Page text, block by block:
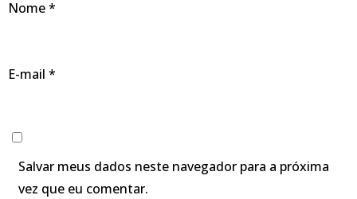
Nome*
E-mail *
Salvar meus dados neste navegador para a próxima
vez que eu comentar.